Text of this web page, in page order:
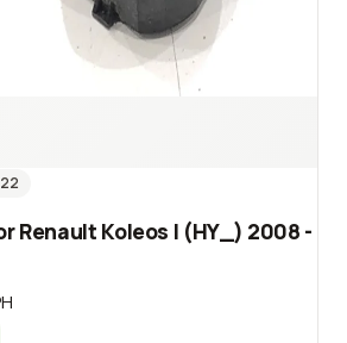
Renault Koleos I (HY_) 2008 -